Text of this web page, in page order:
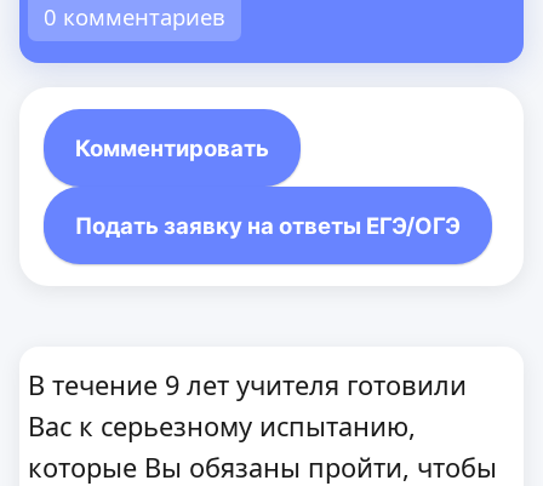
0 комментариев
Комментировать
Подать заявку на ответы ЕГЭ/ОГЭ
В течение 9 лет учителя готовили
Вас к серьезному испытанию,
которые Вы обязаны пройти, чтобы